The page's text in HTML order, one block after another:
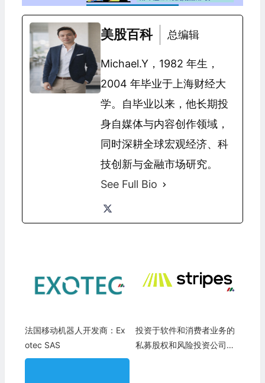
美股百科 总编辑
Michael.Y，1982 年生，
2004 年毕业于上海财经大
学。自毕业以来，他长期投
身自媒体与内容创作领域，
同时深耕全球宏观经济、科
技创新与金融市场研究。
See Full Bio
法国移动机器人开发商：Ex
otec SAS
投资于软件和消费者业务的
私募股权和风险投资公司：S